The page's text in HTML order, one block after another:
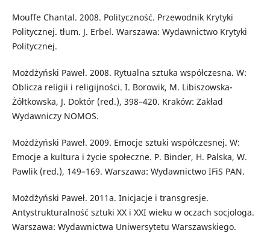
Mouffe Chantal. 2008. Polityczność. Przewodnik Krytyki
Politycznej. tłum. J. Erbel. Warszawa: Wydawnictwo Krytyki
Politycznej.
Możdżyński Paweł. 2008. Rytualna sztuka współczesna. W:
Oblicza religii i religijności. I. Borowik, M. Libiszowska-
Żółtkowska, J. Doktór (red.), 398–420. Kraków: Zakład
Wydawniczy NOMOS.
Możdżyński Paweł. 2009. Emocje sztuki współczesnej. W:
Emocje a kultura i życie społeczne. P. Binder, H. Palska, W.
Pawlik (red.), 149–169. Warszawa: Wydawnictwo IFiS PAN.
Możdżyński Paweł. 2011a. Inicjacje i transgresje.
Antystrukturalność sztuki XX i XXI wieku w oczach socjologa.
Warszawa: Wydawnictwa Uniwersytetu Warszawskiego.